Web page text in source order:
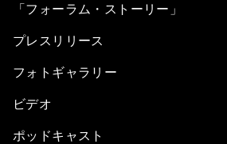
「フォーラム・ストーリー」
プレスリリース
フォトギャラリー
ビデオ
ポッドキャスト